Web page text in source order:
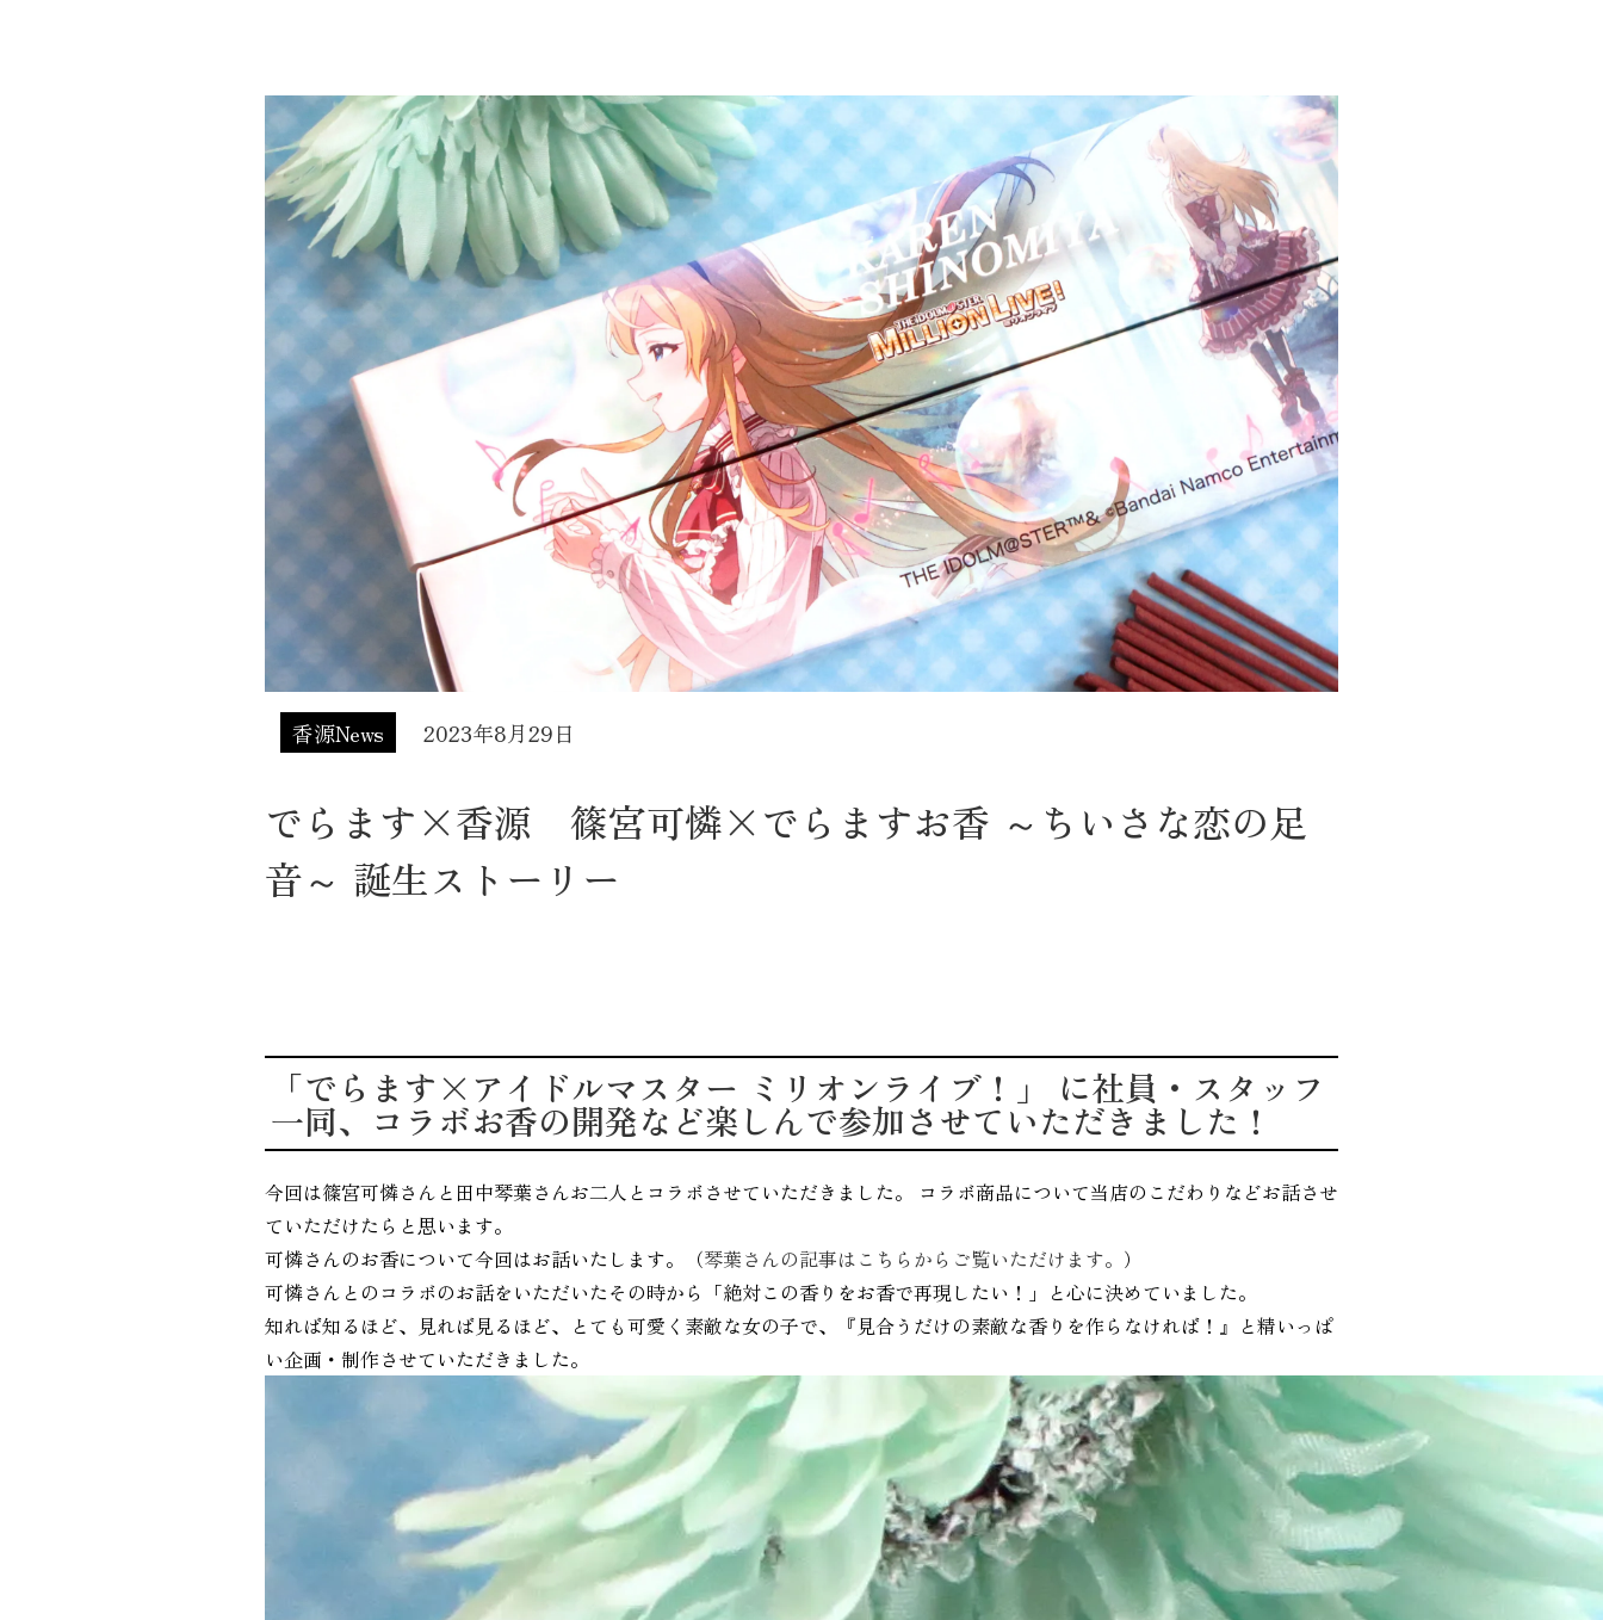
香源News 2023年8月29日
でらます×香源 篠宮可憐×でらますお香 ～ちいさな恋の足
音～ 誕生ストーリー
「でらます×アイドルマスター ミリオンライブ！」 に社員・スタッフ
一同、コラボお香の開発など楽しんで参加させていただきました！
今回は篠宮可憐さんと田中琴葉さんお二人とコラボさせていただきました。 コラボ商品について当店のこだわりなどお話させ
ていただけたらと思います。
可憐さんのお香について今回はお話いたします。（琴葉さんの記事はこちらからご覧いただけます。 ）
可憐さんとのコラボのお話をいただいたその時から「絶対この香りをお香で再現したい！」と心に決めていました。
知れば知るほど、見れば見るほど、とても可愛く素敵な女の子で、『見合うだけの素敵な香りを作らなければ！』と精いっぱ
い企画・制作させていただきました。